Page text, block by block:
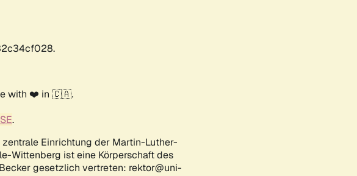
with ❤️ in 🇨🇦.
.
Einrichtung der Martin-Luther-
Wittenberg ist eine Körperschaft des
gesetzlich vertreten: rektor@uni-